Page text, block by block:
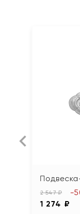
2 547 ₽
1 274 ₽
-